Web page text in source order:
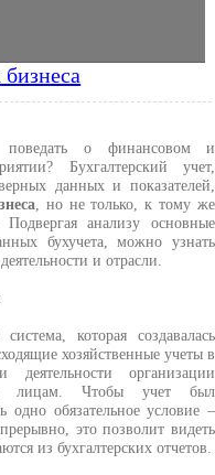
о финансовом и
Бухгалтерский учет,
данных и показателей,
, но не только, к тому же
анализу основные
бухучета, можно узнать
и отрасли.
которая создавалась
хозяйственные учеты в
организации
лицам. Чтобы учет был
одно обязательное условие –
это позволит видеть
из бухгалтерских отчетов.